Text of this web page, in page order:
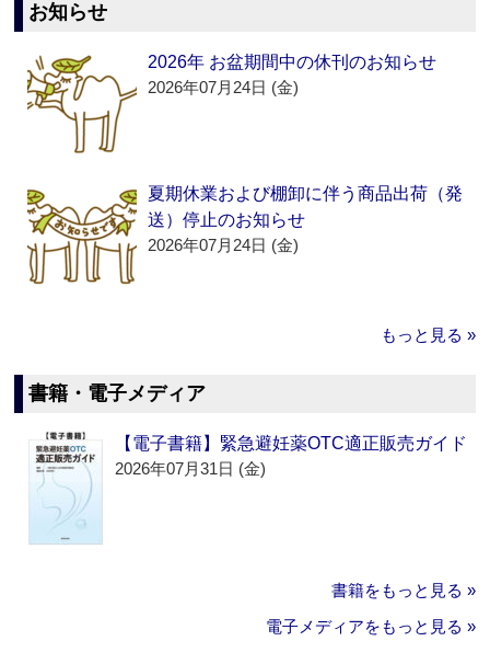
お知らせ
2026年 お盆期間中の休刊のお知らせ
2026年07月24日 (金)
夏期休業および棚卸に伴う商品出荷（発
送）停止のお知らせ
2026年07月24日 (金)
もっと見る »
書籍・電子メディア
【電子書籍】緊急避妊薬OTC適正販売ガイド
2026年07月31日 (金)
書籍をもっと見る »
電子メディアをもっと見る »